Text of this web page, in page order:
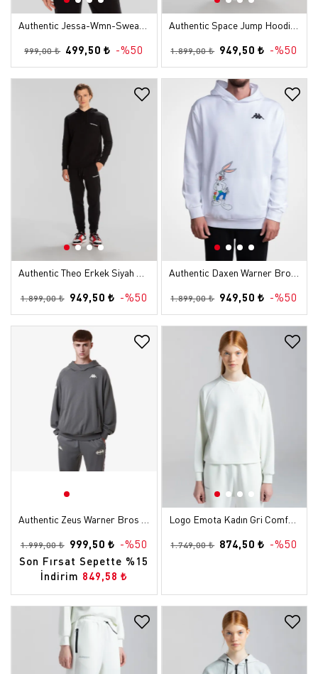
999,00 ₺ 499,50 ₺ -%50 1.899,00 ₺ 949,50 ₺ -%50
1.899,00 ₺ 949,50 ₺ -%50 1.899,00 ₺ 949,50 ₺ -%50
1.999,00 ₺ 999,50 ₺ -%50
Son Fırsat Sepette %15
İndirim 849,58 ₺
Logo Emota Kadın Gri Comfort Sweatshirt
1.749,00 ₺ 874,50 ₺ -%50